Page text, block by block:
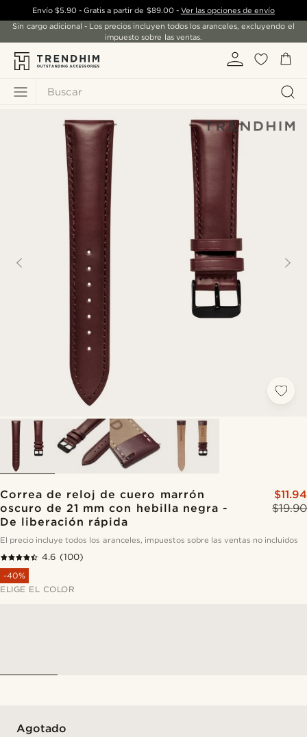
Buscar
Envío $5.90- Gratis a partir de $89.00- Ver las opciones de envío
Sin cargo adicional - Los precios incluyen todos los aranceles, excluyendo el
impuesto sobre las ventas.
Correa de reloj de cuero marrón
oscuro de 21 mm con hebilla negra -
De liberación rápida
$19.90
$11.94
El precio incluye todos los aranceles, impuestos sobre las ventas no incluidos
4.6 (100)
-40%
ELIGE EL COLOR
Agotado